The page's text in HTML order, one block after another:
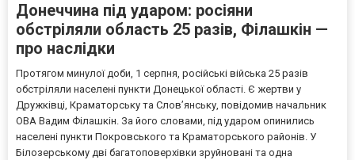
Донеччина під ударом: росіяни
обстріляли область 25 разів, Філашкін —
про наслідки
Протягом минулої доби, 1 серпня, російські війська 25 разів
обстріляли населені пункти Донецької області. Є жертви у
Дружківці, Краматорську та Слов’янську, повідомив начальник
ОВА Вадим Філашкін. За його словами, під ударом опинились
населені пункти Покровського та Краматорського районів. У
Білозерському дві багатоповерхівки зруйновані та одна